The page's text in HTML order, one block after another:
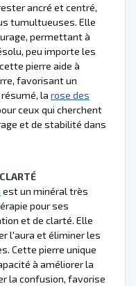
ancré et centré,
tumultueuses. Elle
permettant à
peu importe les
pierre aide à
favorisant un
la rose des
ceux qui cherchent
et de stabilité dans
est un minéral très
pour ses
et de clarté. Elle
l'aura et éliminer les
Cette pierre unique
à améliorer la
la confusion, favorise